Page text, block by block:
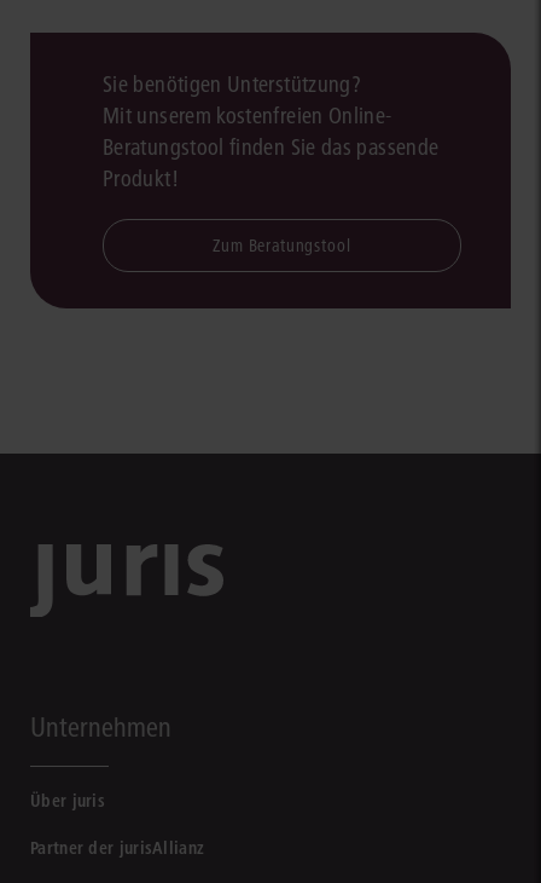
Sie benötigen Unterstützung?
Mit unserem kostenfreien Online-
Beratungstool finden Sie das passende
Produkt!
Zum Beratungstool
Unternehmen
Über juris
Partner der jurisAllianz